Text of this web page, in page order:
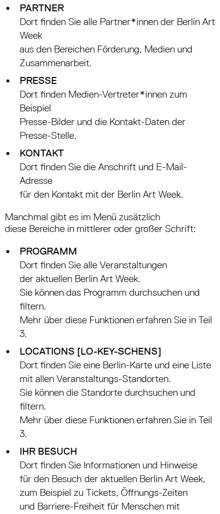
PARTNER
Dort finden Sie alle Partner*innen der Berlin Art
Week
aus den Bereichen Förderung, Medien und
Zusammenarbeit.
PRESSE
Dort finden Medien-Vertreter*innen zum
Beispiel
Presse-Bilder und die Kontakt-Daten der
Presse-Stelle.
KONTAKT
Dort finden Sie die Anschrift und E-Mail-
Adresse
für den Kontakt mit der Berlin Art Week.
Manchmal gibt es im Menü zusätzlich
diese Bereiche in mittlerer oder großer Schrift:
PROGRAMM
Dort finden Sie alle Veranstaltungen
der aktuellen Berlin Art Week.
Sie können das Programm durchsuchen und
filtern.
Mehr über diese Funktionen erfahren Sie in Teil
3.
LOCATIONS [LO-KEY-SCHENS]
Dort finden Sie eine Berlin-Karte und eine Liste
mit allen Veranstaltungs-Standorten.
Sie können die Standorte durchsuchen und
filtern.
Mehr über diese Funktionen erfahren Sie in Teil
3.
IHR BESUCH
Dort finden Sie Informationen und Hinweise
für den Besuch der aktuellen Berlin Art Week,
zum Beispiel zu Tickets, Öffnungs-Zeiten
und Barriere-Freiheit für Menschen mit